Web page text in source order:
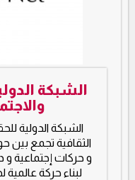
الشبكة
الشبكة الدولية
لبناء حركة